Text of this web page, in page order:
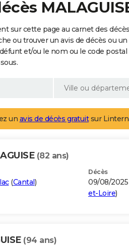
sur cette page au carnet des
ou trouver un avis de décès ou
et/ou le nom ou le code
un avis de décès gratuitsur
(82 ans)
(Cantal)
Décès
09/08/2025
et-Loire)
(94 ans)